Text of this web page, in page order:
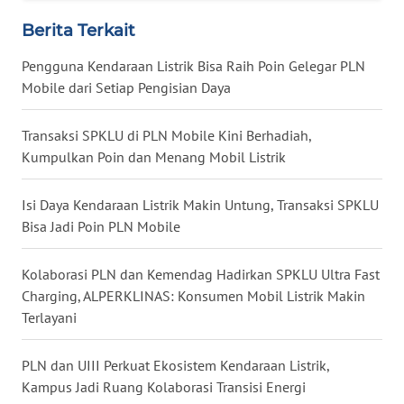
Berita Terkait
Pengguna Kendaraan Listrik Bisa Raih Poin Gelegar PLN
Mobile dari Setiap Pengisian Daya
Transaksi SPKLU di PLN Mobile Kini Berhadiah,
Kumpulkan Poin dan Menang Mobil Listrik
Isi Daya Kendaraan Listrik Makin Untung, Transaksi SPKLU
Bisa Jadi Poin PLN Mobile
Kolaborasi PLN dan Kemendag Hadirkan SPKLU Ultra Fast
Charging, ALPERKLINAS: Konsumen Mobil Listrik Makin
Terlayani
PLN dan UIII Perkuat Ekosistem Kendaraan Listrik,
Kampus Jadi Ruang Kolaborasi Transisi Energi
NUSANTARA
WN
JATIM
WN
BALI
WN
KALBAR
KALTENG